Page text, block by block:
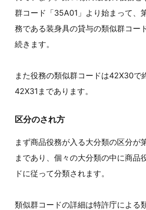
群コード「35A01」より始まって、
務である装身具の貸与の類似群コー
続きます。
また役務の類似群コードは42X30で
42X31まであります。
区分のされ方
まず商品役務が入る大分類の区分が
まであり、個々の大分類の中に商品
ドに従って分類されます。
類似群コードの詳細は特許庁による